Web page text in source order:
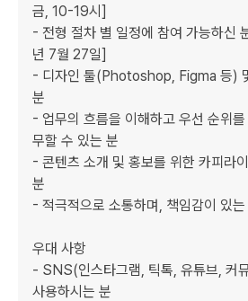
금, 10-19시]
- 전형 절차 별 일정에 참여 가능하신
년 7월 27일]
- 디자인 툴(Photoshop, Figma 등)
분
- 업무의 흐름을 이해하고 우선 순위
무할 수 있는 분
- 콘텐츠 소개 및 홍보를 위한 카피라
분
- 적극적으로 소통하며, 책임감이 있는
우대 사항
- SNS(인스타그램, 틱톡, 유튜브, 커
사용하시는 분